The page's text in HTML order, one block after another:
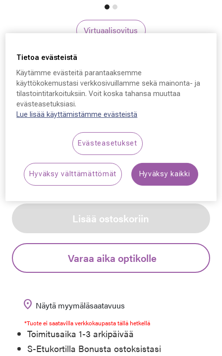
Virtuaalisovitus
Polaroid PLD 4176/S/X,
B3VKL 56 - 18 - 145
Synttäriale: erä merkkiaurinkolaseja –50 %,
katso alennetut tuotteet!
Lisää ostoskoriin
Varaa aika optikolle
location_on Näytä myymäläsaatavuus
*Tuote ei saatavilla verkkokaupasta tällä hetkellä
Toimitusaika 1-3 arkipäivää
S-Etukortilla Bonusta ostoksistasi
Tietoa evästeistä
Käytämme evästeitä parantaaksemme
käyttökokemustasi verkkosivuillamme sekä mainonta- ja
tilastointitarkoituksiin. Voit koska tahansa muuttaa
evästeasetuksiasi.
Lue lisää käyttämistämme evästeistä
Evästeasetukset
Hyväksy välttämättömät Hyväksy kaikki